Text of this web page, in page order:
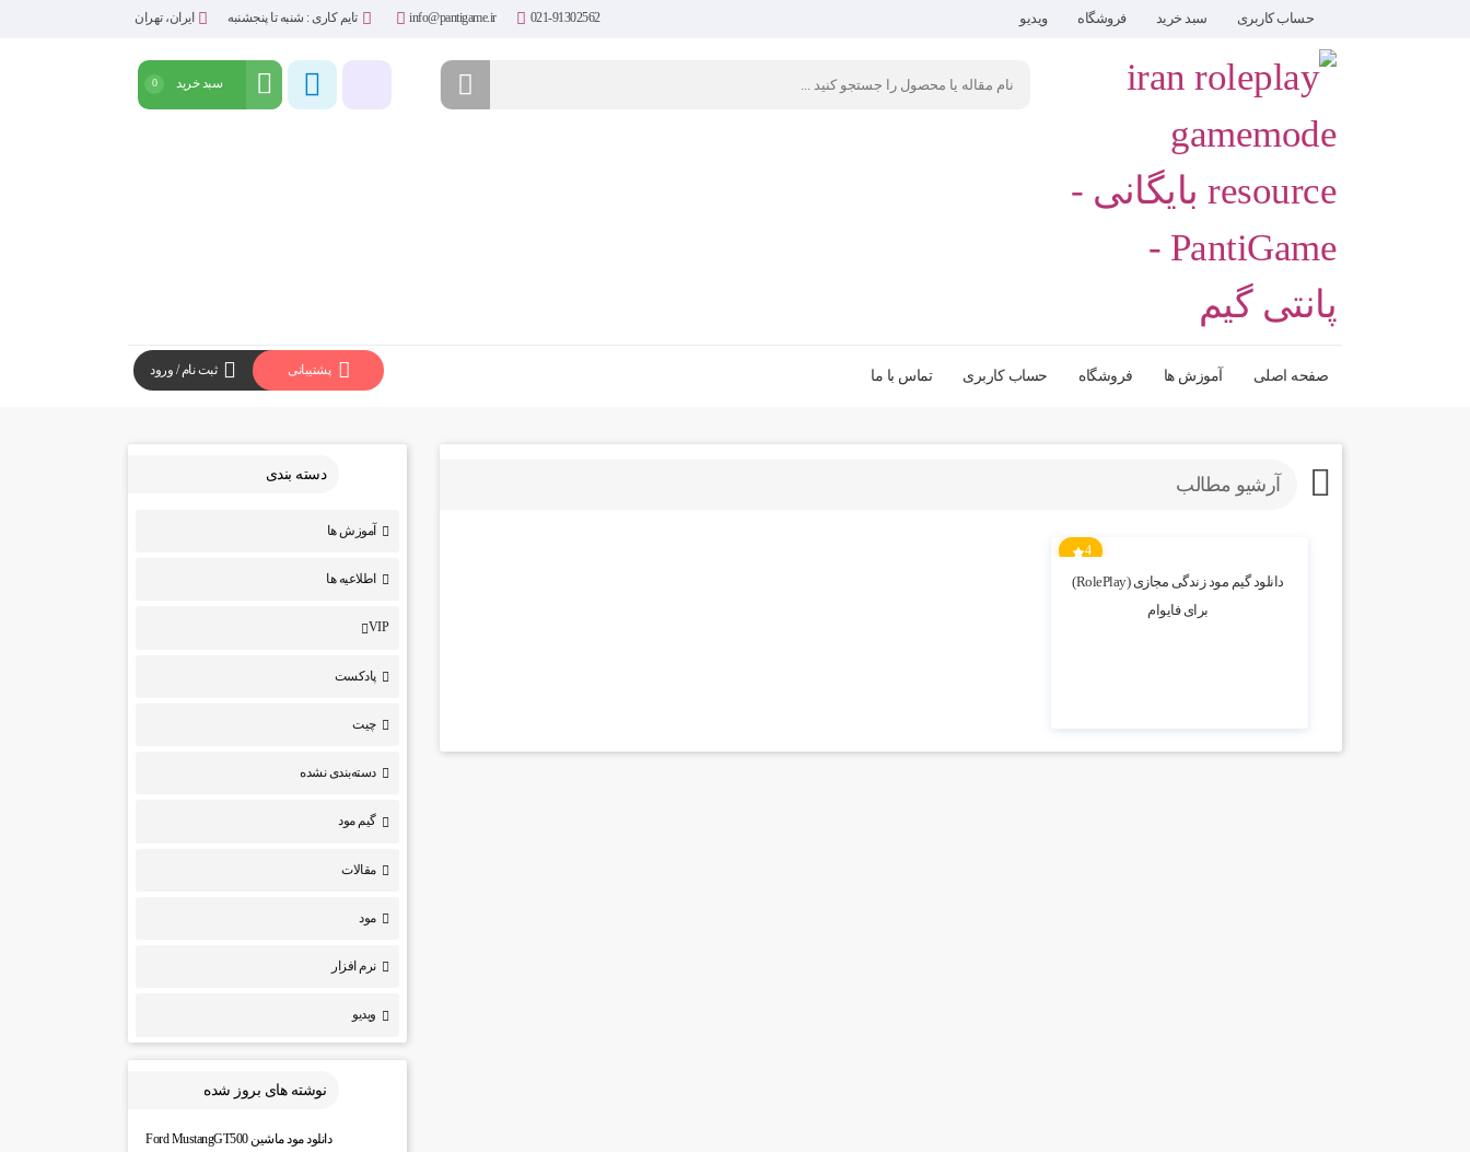
حساب کاربری سبد خرید فروشگاه ویدیو 021-91302562
info@pantigame.ir تایم کاری : شنبه تا پنجشنبه ایران، تهران
سبد خرید 0
صفحه اصلی آموزش ها فروشگاه حساب کاربری تماس با ما پشتیبانی ثبت نام / ورود
آرشیو مطالب
4
دانلود گیم مود زندگی مجازی (RolePlay)
برای فایوام
دسته بندی
آموزش ها
اطلاعیه ها
VIP
پادکست
چیت
دسته‌بندی نشده
گیم مود
مقالات
مود
نرم افزار
ویدیو
نوشته های بروز شده
دانلود مود ماشین Ford MustangGT500